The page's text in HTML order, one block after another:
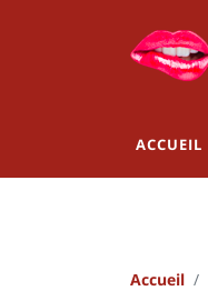
ACCUEIL
Accueil